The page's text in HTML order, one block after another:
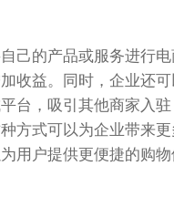
己的产品或服务进行
收益。同时，企业还
台，吸引其他商家入
方式可以为企业带来
用户提供更便捷的购物